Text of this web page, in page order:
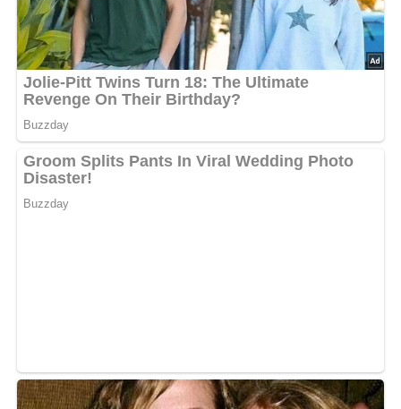
Abonniere jetzt unseren Newsletter!
Kein Spam, kein Bullshit, keine Weitergabe deiner Mailadresse an Dritte!
Haltbarkeit und Aufbewahrung
Großer Topf